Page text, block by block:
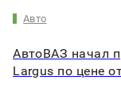
Авто
АвтоВАЗ начал
Largus по цене